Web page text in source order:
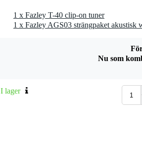
1 x Fazley T-40 clip-on tuner
Nu som
I lager